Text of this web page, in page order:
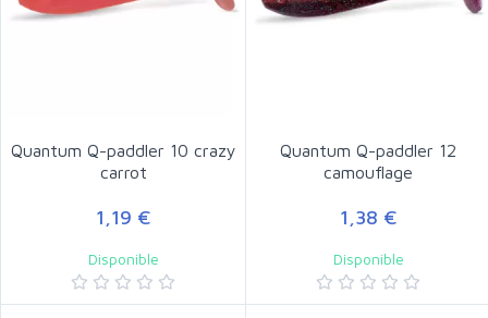
Quantum Q-paddler 10 crazy
carrot
1,19 €
Disponible
Quantum Q-paddler 12
camouflage
1,38 €
Disponible